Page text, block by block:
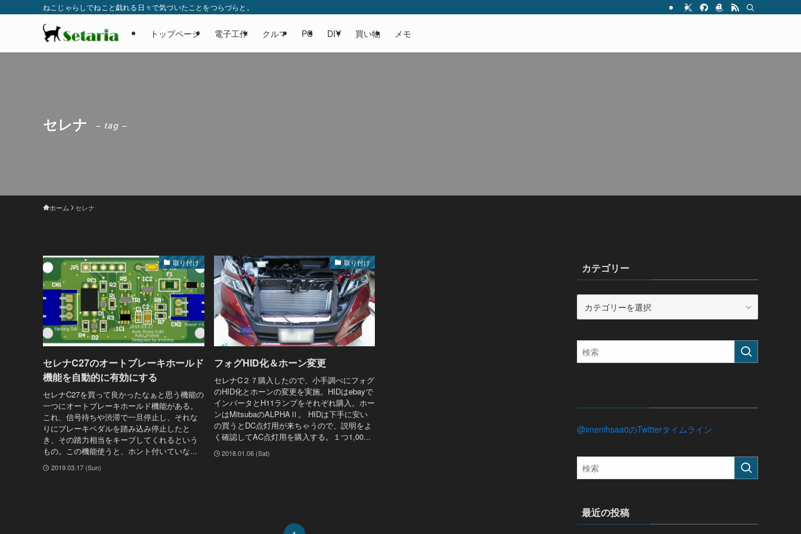
ねこじゃらしでねこと戯れる日々で気づいたことをつらづらと。
トップページ 電子工作 クルマ PC DIY 買い物 メモ
セレナ – tag –
ホーム セレナ
取り付け
セレナC27のオートブレーキホールド
機能を自動的に有効にする
セレナC27を買って良かったなぁと思う機能の
一つにオートブレーキホールド機能がある。
これ、信号待ちや渋滞で一旦停止し、それな
りにブレーキペダルを踏み込み停止したと
き、その踏力相当をキープしてくれるという
もの。この機能使うと、ホント付いていな...
2019.03.17 (Sun)
取り付け
フォグHID化＆ホーン変更
セレナC２７購入したので、小手調べにフォグ
のHID化とホーンの変更を実施。HIDはebayで
インバータとH11ランプをそれぞれ購入。ホー
ンはMitsubaのALPHAⅡ。 HIDは下手に安い
の買うとDC点灯用が来ちゃうので、説明をよ
く確認してAC点灯用を購入する。１つ1,00...
2018.01.06 (Sat)
カテゴリー
リ
ー
@imenihsaa0のTwitterタイムライン
最近の投稿